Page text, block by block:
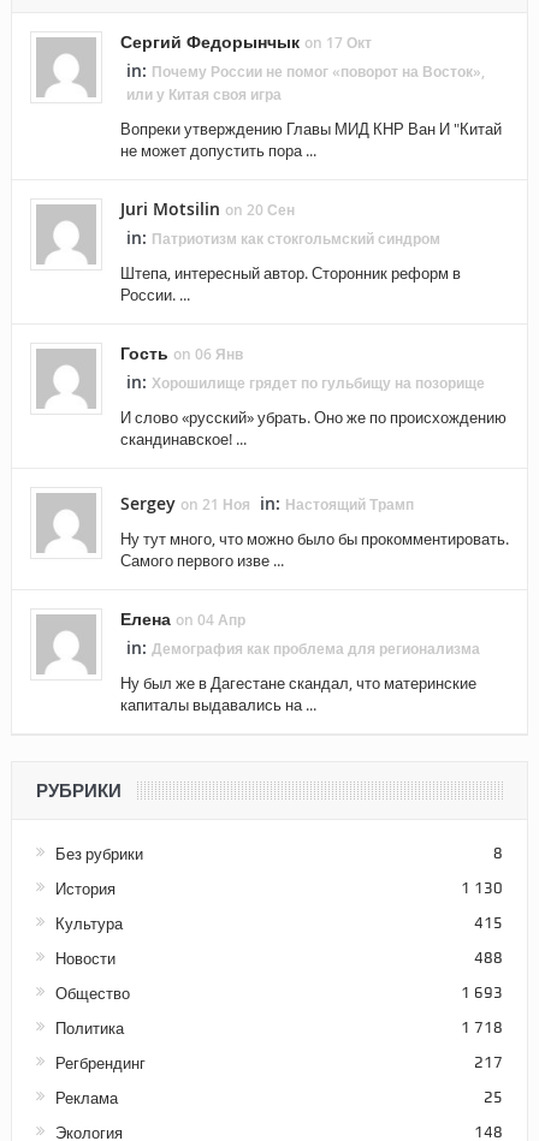
Сергий Федорынчык on 17 Окт
in: Почему России не помог «поворот на Восток»,
или у Китая своя игра
Вопреки утверждению Главы МИД КНР Ван И "Китай
не может допустить пора ...
Juri Motsilin on 20 Сен
in: Патриотизм как стокгольмский синдром
Штепа, интересный автор. Сторонник реформ в
России. ...
Гость on 06 Янв
in: Хорошилище грядет по гульбищу на позорище
И слово «русский» убрать. Оно же по происхождению
скандинавское! ...
Sergey on 21 Ноя in: Настоящий Трамп
Ну тут много, что можно было бы прокомментировать.
Самого первого изве ...
Елена on 04 Апр
in: Демография как проблема для регионализма
Ну был же в Дагестане скандал, что материнские
капиталы выдавались на ...
РУБРИКИ
Без рубрики 8
История 1 130
Культура 415
Новости 488
Общество 1 693
Политика 1 718
Регбрендинг 217
Реклама 25
Экология 148